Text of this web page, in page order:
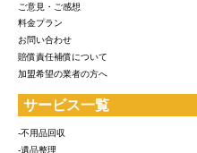
ご意見・ご感想
料金プラン
お問い合わせ
賠償責任補償について
加盟希望の業者の方へ
サービス一覧
-不用品回収
-遺品整理